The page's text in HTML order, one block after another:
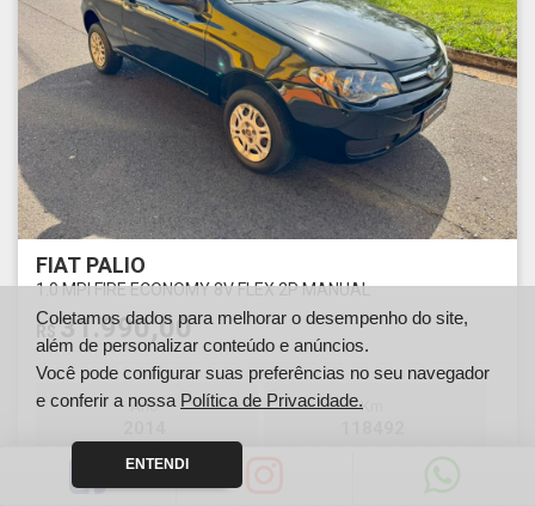
FIAT PALIO
1.0 MPI FIRE ECONOMY 8V FLEX 2P MANUAL
31.990,00
Ano Km
Coletamos dados para melhorar o desempenho do site,
além de personalizar conteúdo e anúncios.
Você pode configurar suas preferências no seu navegador
e conferir a nossa Política de Privacidade.
ENTENDI